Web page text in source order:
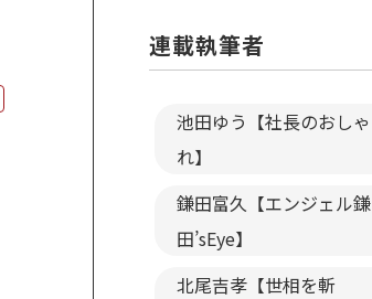
連載執筆者
池田ゆう【社長のおしゃ
れ】
鎌田富久【エンジェル鎌
田’sEye】
北尾吉孝【世相を斬